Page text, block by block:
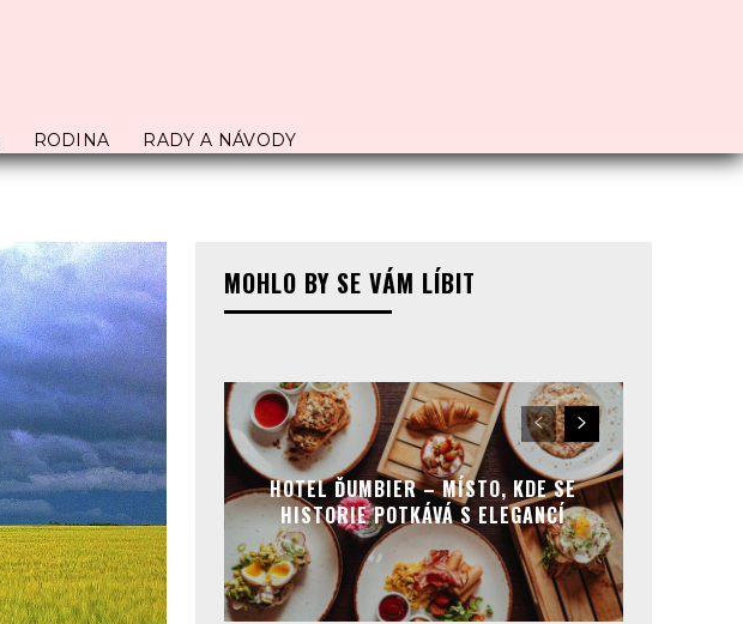
RODINA RADY A NÁVODY
MOHLO BY SE VÁM LÍBIT
HOTEL ĎUMBIER – MÍSTO, KDE SE
HISTORIE POTKÁVÁ S ELEGANCÍ